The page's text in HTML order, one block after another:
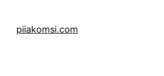
content
piiakomsi.com